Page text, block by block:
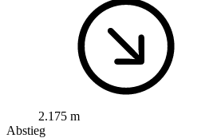
2.175 m
Abstieg